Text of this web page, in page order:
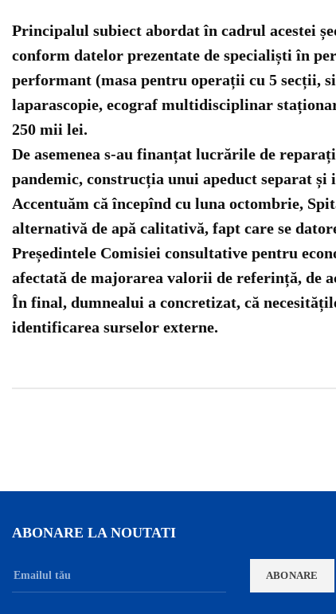
Principalul subiect abordat în cadrul acestei
conform datelor prezentate de specialiști în
performant (masa pentru operații cu 5 secții,
laparascopie, ecograf multidisciplinar
250 mii lei.
De asemenea s-au finanțat lucrările de
pandemic, construcția unui apeduct separat
Accentuăm că începînd cu luna octombrie,
alternativă de apă calitativă, fapt care se
Președintele Comisiei consultative pentru
afectată de majorarea valorii de referință, de
În final, dumnealui a concretizat, că
identificarea surselor externe.
ABONARE LA NOUTATI